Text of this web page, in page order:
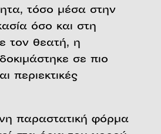
τόσο μέσα στην
όσο και στη
τον θεατή, η
σε πιο
περιεκτικές
παραστατική φόρμα